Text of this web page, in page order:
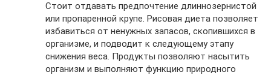
Стоит отдавать предпочтение длиннозернистой
или пропаренной крупе. Рисовая диета позволяет
избавиться от ненужных запасов, скопившихся в
организме, и подводит к следующему этапу
снижения веса. Продукты позволяют насытить
организм и выполняют функцию природного